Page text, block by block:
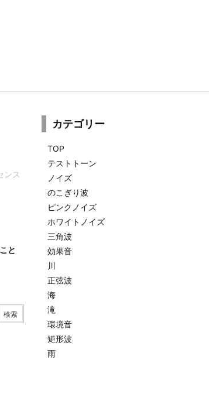
ンス
と
カテゴリー
TOP
テストトーン
ノイズ
のこぎり波
ピンクノイズ
ホワイトノイズ
三角波
効果音
川
正弦波
海
滝
環境音
矩形波
雨